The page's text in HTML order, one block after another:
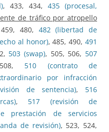
, 433, 434, 435 (procesal,
de tráfico por atropello
480, 482 (libertad de
al honor), 485, 490,491
503 (swap), 505, 506, 507
510 (contrato de
por infracción
de sentencia), 516
, 517 (revisión de
prestación de servicios
de revisión), 523, 524,